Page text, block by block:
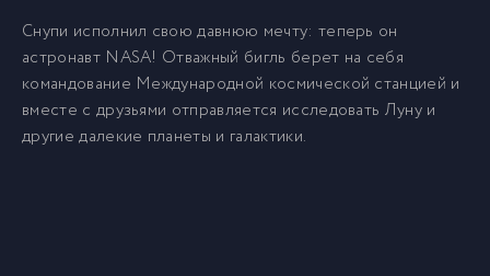
Снупи исполнил свою давнюю мечту: теперь он
астронавт NASA! Отважный бигль берет на себя
командование Международной космической станцией и
вместе с друзьями отправляется исследовать Луну и
другие далекие планеты и галактики.